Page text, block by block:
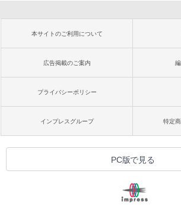
本サイトのご利用について
広告掲載のご案内
プライバシーポリシー
インプレスグループ 特定
PC版で見る